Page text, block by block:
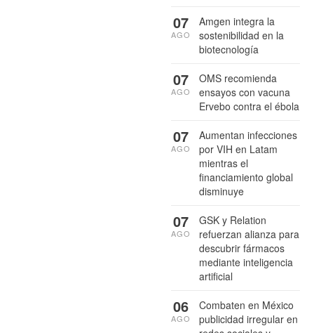
Amgen integra la
sostenibilidad en la
biotecnología
07
AGO
OMS recomienda
ensayos con vacuna
Ervebo contra el ébola
07
AGO
Aumentan infecciones
por VIH en Latam
mientras el
financiamiento global
disminuye
07
AGO
GSK y Relation
refuerzan alianza para
descubrir fármacos
mediante inteligencia
artificial
07
AGO
Combaten en México
publicidad irregular en
06
AGO